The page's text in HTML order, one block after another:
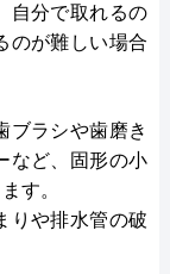
自分で取れるの
のが難しい場合
ブラシや歯磨き
など、固形の小
す。
りや排水管の破